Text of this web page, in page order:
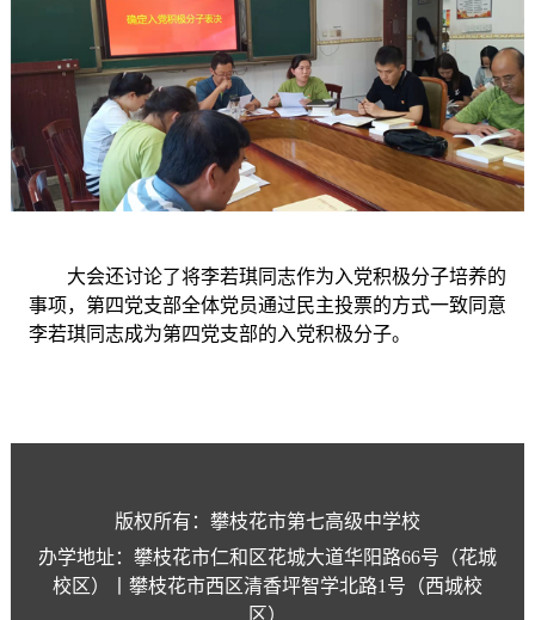
大会还讨论了将李若琪同志作为入党积极分子培养的
事项，第四党支部全体党员通过民主投票的方式一致同意
李若琪同志成为第四党支部的入党积极分子。
版权所有：攀枝花市第七高级中学校
办学地址：攀枝花市仁和区花城大道华阳路66号（花城
校区）丨攀枝花市西区清香坪智学北路1号（西城校
区）